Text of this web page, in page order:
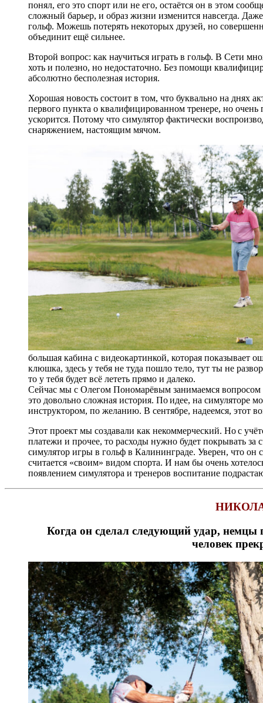
понял, его это спорт или не его, остаётся он в этом
сложный барьер, и образ жизни изменится навсегда.
гольф. Можешь потерять некоторых друзей, но
объединит ещё сильнее.
Второй вопрос: как научиться играть в гольф. В Сети
хоть и полезно, но недостаточно. Без помощи
абсолютно бесполезная история.
Хорошая новость состоит в том, что буквально на днях
первого пункта о квалифицированном тренере, но
ускорится. Потому что симулятор фактически
снаряжением, настоящим мячом.
большая кабина с видеокартинкой, которая показывает
клюшка, здесь у тебя не туда пошло тело, тут ты не
то у тебя будет всё лететь прямо и далеко.
Сейчас мы с Олегом Пономарёвым занимаемся вопросом
это довольно сложная история. По идее, на симуляторе
инструктором, по желанию. В сентябре, надеемся, этот
Этот проект мы создавали как некоммерческий. Но с
платежи и прочее, то расходы нужно будет покрывать
симулятор игры в гольф в Калининграде. Уверен, что
считается «своим» видом спорта. И нам бы очень
появлением симулятора и тренеров воспитание
Когда он сделал следующий удар, немцы
человек